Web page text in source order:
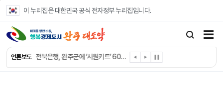
이 누리집은 대한민국 공식 전자정부 누리집입니다.
언론보도
완주 청소년, 삼성 임직원 만나 미래 진로 그린다
전북은행, 완주군에 ‘시원키트’ 60세트 기탁
㈜새눈, 완주군에 성금 1,000만 원 기탁